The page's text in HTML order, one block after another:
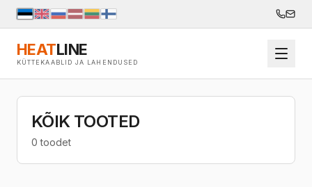
HEATLINE
KÜTTEKAABLID JA LAHENDUSED
KÕIK TOOTED
0 toodet